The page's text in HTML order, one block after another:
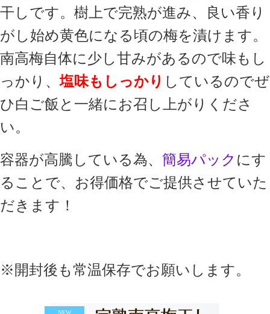
干しです。 樹上で完熟が進み、良い香り
がし始め黄色になる頃の梅を漬けます。
南高梅自体に少し甘みがあるので味もし
っかり、塩味もしっかり しているのでぜ
ひ白ご飯と一緒にお召し上がりくださ
い。
容器が高騰している為、 簡易パック にす
ることで、お得価格でご提供させていた
だきます！
※開封後も常温保存でお願いします。